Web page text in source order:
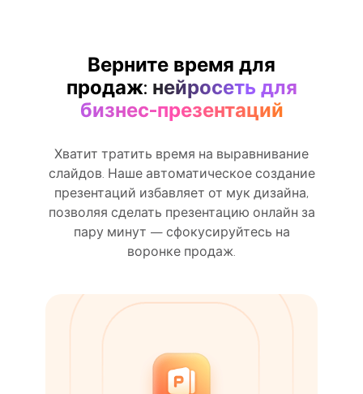
Верните время для
продаж: нейросеть для
бизнес-презентаций
Хватит тратить время на выравнивание
слайдов. Наше автоматическое создание
презентаций избавляет от мук дизайна,
позволяя сделать презентацию онлайн за
пару минут — сфокусируйтесь на
воронке продаж.